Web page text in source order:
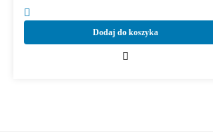
Dodaj do koszyka